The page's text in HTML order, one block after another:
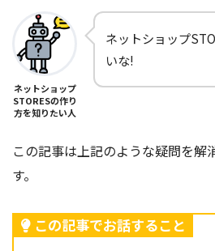
ネットショップ
STORESの作り
方を知りたい人
ネットショップ
いな!
この記事は上記のような疑問を解
す。
この記事でお話すること